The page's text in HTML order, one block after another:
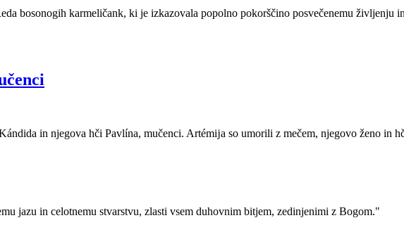
bosonogih karmeličank, ki je izkazovala popolno pokorščino posvečenemu življenju
in njegova hči Pavlína, mučenci. Artémĳa so umorili z mečem, njegovo ženo in
jazu in celotnemu stvarstvu, zlasti vsem duhovnim bitjem, zedinjenimi z Bogom."